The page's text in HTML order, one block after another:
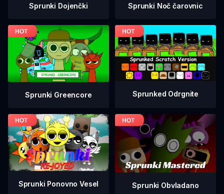
Sprunki Dojenčki Sprunki Noč čarovnic
Sprunki Greencore Sprunked Odrgnite
Sprunki Ponovno Vesel Sprunki Obvladano